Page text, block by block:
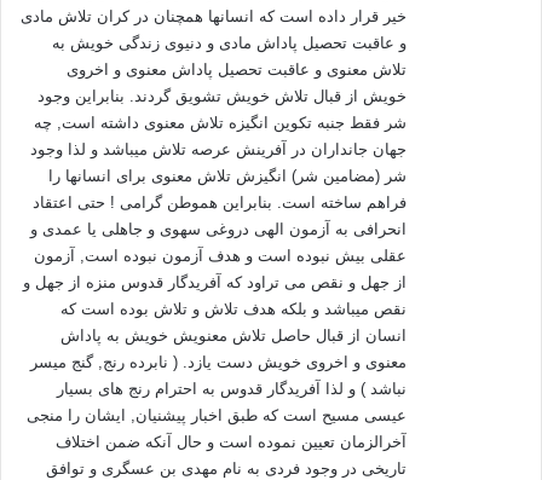
منفی حرکت می‌کنند، عالم حسنات و سیّئات هم از این قاعده بهره
می‌گیرند. امّا هر دو مخلوق، یک منشأ و مصدر دارند، آن هم خداوند
است. چون نظام زندگی، نظام امتحان و آزمایش است. دایره‌ی
تکلیف الهی در این مورد برای انسان در راستای اخذ و دست یابی به
حسنات، داوری از سیّئات، تدوین قوانین بایدها و نبایدها، ارسال
پیامبران، استعداد تشخیص، و بعضاً توانایی ترجیح به انسان، همه‌ی
این‌ها حمایت خداوند از انسان است، لذا خداوند «حسنات» را به
خودش نسبت می‌دهد همچنان‌که در آیه‌ی (79) سوره‌ی نساء آمده
است. بنابراین خداوند ضمن این‌که خالق «سیّئات» هم هست، امّا
مدافع و طرفدار حسنات بوده و از سیّئات بیزاری جُسته و انجام آن را
به انسان نسبت می‌دهد. در واقع خداوند توسعه دهنده «حسنات»
است. امّا مخلوق دیگری در نظام خلقت رسالت و مسؤولیت او، نشر
سیّئات است، تا همچنان‌که در محور مختصات نظام خلقت مثبت به
سمت بی‌نهایت در حرکت است، منفی هم همان روند را طی کند، و
مسؤولیت آن بر عهده «شیطان» است.
خیر قرار داده است که انسانها همچنان در کران تلاش مادی
و عاقبت تحصیل پاداش مادی و دنیوی زندگی خویش به
تلاش معنوی و عاقبت تحصیل پاداش معنوی و اخروی
خویش از قبال تلاش خویش تشویق گردند. بنابراین وجود
شر فقط جنبه تکوین انگیزه تلاش معنوی داشته است, چه
جهان جانداران در آفرینش عرصه تلاش میباشد و لذا وجود
شر (مضامین شر) انگیزش تلاش معنوی برای انسانها را
فراهم ساخته است. بنابراین هموطن گرامی ! حتی اعتقاد
انحرافی به آزمون الهی دروغی سهوی و جاهلی یا عمدی و
عقلی بیش نبوده است و هدف آزمون نبوده است, آزمون
از جهل و نقص می تراود که آفریدگار قدوس منزه از جهل و
نقص میباشد و بلکه هدف تلاش و تلاش بوده است که
انسان از قبال حاصل تلاش معنویش خویش به پاداش
معنوی و اخروی خویش دست یازد. ( نابرده رنج, گنج میسر
نباشد ) و لذا آفریدگار قدوس به احترام رنج های بسیار
عیسی مسیح است که طبق اخبار پیشنیان, ایشان را منجی
آخرالزمان تعیین نموده است و حال آنکه ضمن اختلاف
تاریخی در وجود فردی به نام مهدی بن عسگری و توافق